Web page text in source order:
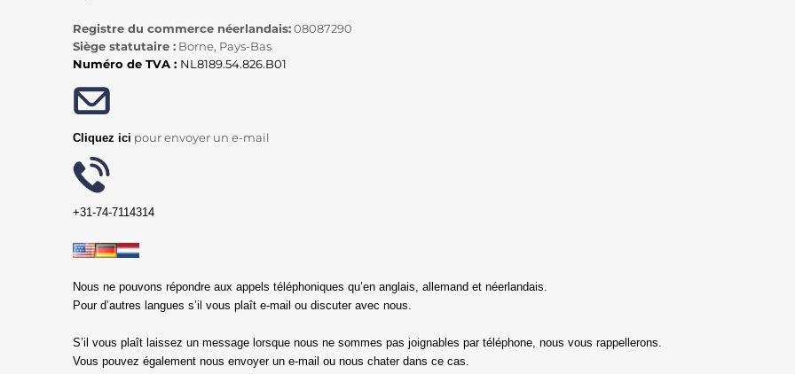
Registre du commerce néerlandais:08087290
Siège statutaire : Borne, Pays-Bas
Numéro de TVA : NL8189.54.826.B01
Cliquez ici pour envoyer un e-mail
+31-74-7114314
Nous ne pouvons répondre aux appels téléphoniques qu’en anglais, allemand et néerlandais.
Pour d’autres langues s’il vous plaît e-mail ou discuter avec nous.
S’il vous plaît laissez un message lorsque nous ne sommes pas joignables par téléphone, nous vous rappellerons.
Vous pouvez également nous envoyer un e-mail ou nous chater dans ce cas.